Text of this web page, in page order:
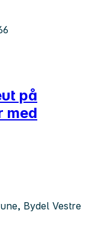
på
med
Bydel Vestre